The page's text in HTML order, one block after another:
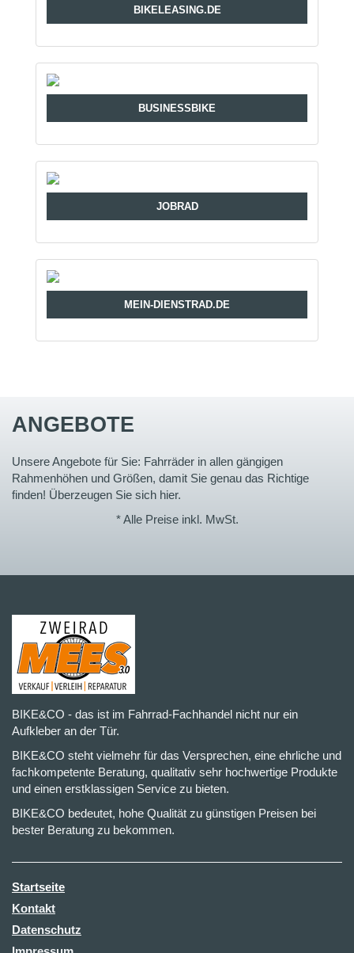
BIKELEASING.DE
BUSINESSBIKE
JOBRAD
MEIN-DIENSTRAD.DE
ANGEBOTE
Unsere Angebote für Sie: Fahrräder in allen gängigen
Rahmenhöhen und Größen, damit Sie genau das Richtige
finden! Überzeugen Sie sich hier.
* Alle Preise inkl. MwSt.
BIKE&CO - das ist im Fahrrad-Fachhandel nicht nur ein
Aufkleber an der Tür.
BIKE&CO steht vielmehr für das Versprechen, eine ehrliche und
fachkompetente Beratung, qualitativ sehr hochwertige Produkte
und einen erstklassigen Service zu bieten.
BIKE&CO bedeutet, hohe Qualität zu günstigen Preisen bei
bester Beratung zu bekommen.
Startseite
Kontakt
Datenschutz